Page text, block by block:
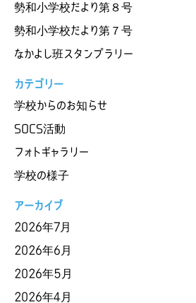
勢和小学校だより第８号
勢和小学校だより第７号
なかよし班スタンプラリー
カテゴリー
学校からのお知らせ
SOCS活動
フォトギャラリー
学校の様子
アーカイブ
2026年7月
2026年6月
2026年5月
2026年4月